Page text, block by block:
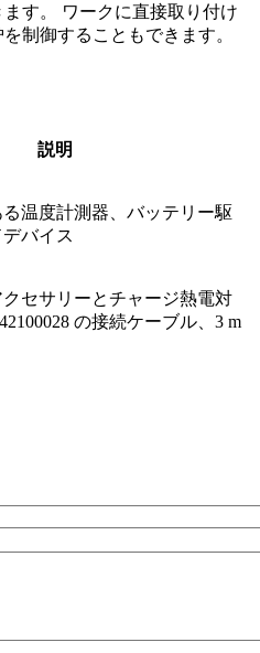
す。 ワークに直接取り付け
制御することもできます。
説明
温度計測器、バッテリー駆
バイス
セサリーとチャージ熱電対
の接続ケーブル、3 m